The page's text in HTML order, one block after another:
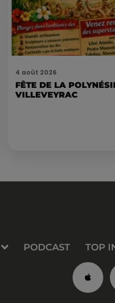
4 août 2026
FÊTE DE LA
VILLEVEYRAC
PODCAST TOP